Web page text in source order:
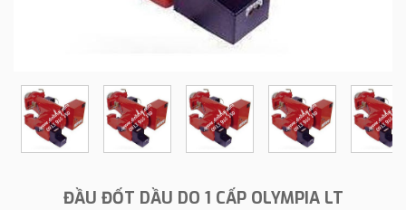
ĐẦU ĐỐT DẦU DO 1 CẤP OLYMPIA LT